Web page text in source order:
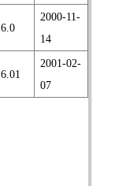
6.0
2000-11-
14
6.01
2001-02-
07